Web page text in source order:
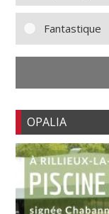
Fantastique
OPALIA